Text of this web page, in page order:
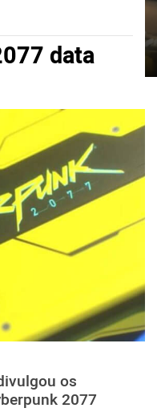
data
os
2077